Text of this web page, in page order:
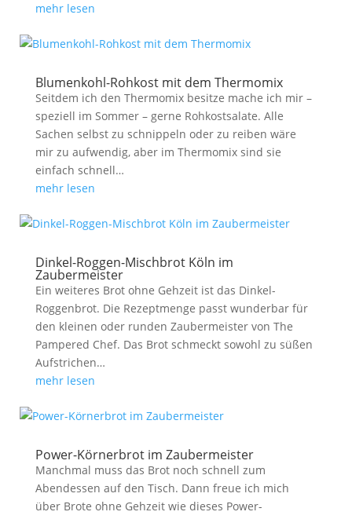
mehr lesen
Blumenkohl-Rohkost mit dem Thermomix
Seitdem ich den Thermomix besitze mache ich mir –
speziell im Sommer – gerne Rohkostsalate. Alle
Sachen selbst zu schnippeln oder zu reiben wäre
mir zu aufwendig, aber im Thermomix sind sie
einfach schnell…
mehr lesen
Dinkel-Roggen-Mischbrot Köln im
Zaubermeister
Ein weiteres Brot ohne Gehzeit ist das Dinkel-
Roggenbrot. Die Rezeptmenge passt wunderbar für
den kleinen oder runden Zaubermeister von The
Pampered Chef. Das Brot schmeckt sowohl zu süßen
Aufstrichen…
mehr lesen
Power-Körnerbrot im Zaubermeister
Manchmal muss das Brot noch schnell zum
Abendessen auf den Tisch. Dann freue ich mich
über Brote ohne Gehzeit wie dieses Power-